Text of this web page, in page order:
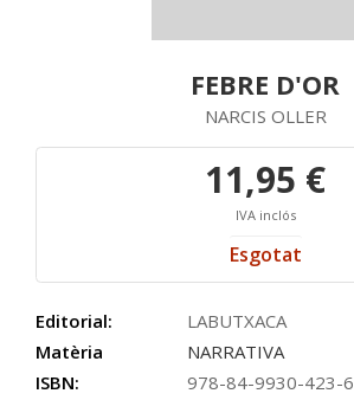
FEBRE D'OR
NARCIS OLLER
11,95 €
IVA inclós
Esgotat
Editorial:
LABUTXACA
Matèria
NARRATIVA
ISBN:
978-84-9930-423-6